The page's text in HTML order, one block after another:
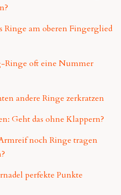
Ringe am oberen Fingerglied
Ringe oft eine Nummer
andere Ringe zerkratzen
Geht das ohne Klappern?
noch Ringe tragen
perfekte Punkte